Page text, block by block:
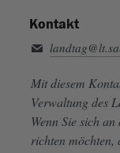
Kontakt
Mit diesem
Verwaltung des
Wenn Sie sich
richten möchten,